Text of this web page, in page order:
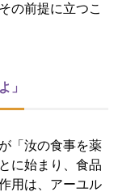
の前提に立つこ
」
「汝の食事を薬
に始まり、食品
用は、アーユル